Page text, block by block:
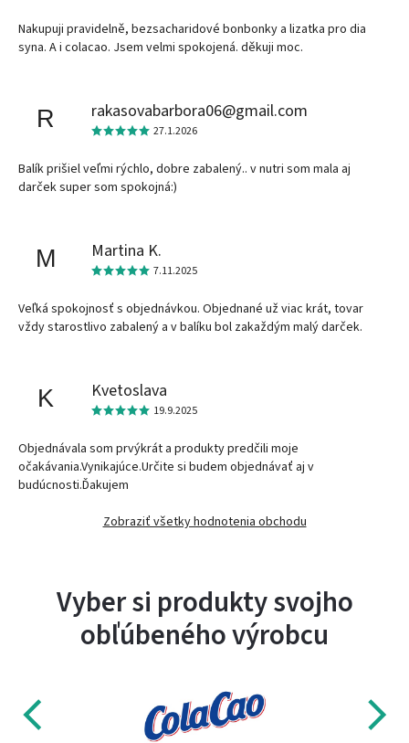
Nakupuji pravidelně, bezsacharidové bonbonky a lizatka pro dia
syna. A i colacao. Jsem velmi spokojená. děkuji moc.
R rakasovabarbora06@gmail.com
27.1.2026
Balík prišiel veľmi rýchlo, dobre zabalený.. v nutri som mala aj
darček super som spokojná:)
M Martina K.
7.11.2025
Veľká spokojnosť s objednávkou. Objednané už viac krát, tovar
vždy starostlivo zabalený a v balíku bol zakaždým malý darček.
K Kvetoslava
19.9.2025
Objednávala som prvýkrát a produkty predčili moje
očakávania.Vynikajúce.Určite si budem objednávať aj v
budúcnosti.Ďakujem
Zobraziť všetky hodnotenia obchodu
Vyber si produkty svojho
obľúbeného výrobcu